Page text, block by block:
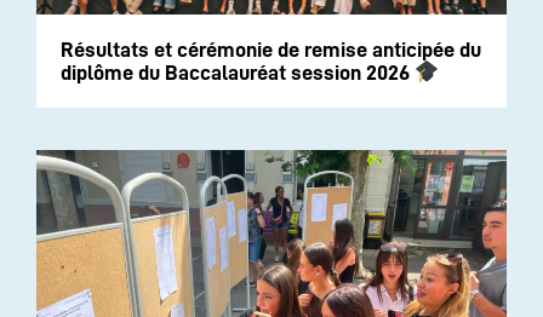
Résultats et cérémonie de remise anticipée du
diplôme du Baccalauréat session 2026